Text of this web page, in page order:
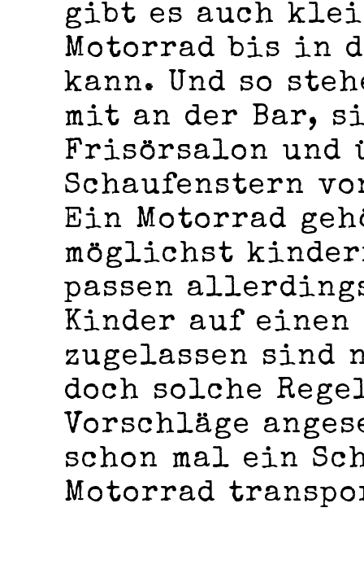
gibt es auch
Motorrad bis in
kann. Und so
mit an der Bar,
Frisörsalon und
Schaufenstern
Ein Motorrad
möglichst
passen
Kinder auf
zugelassen sind
doch solche
Vorschläge
schon mal ein
Motorrad